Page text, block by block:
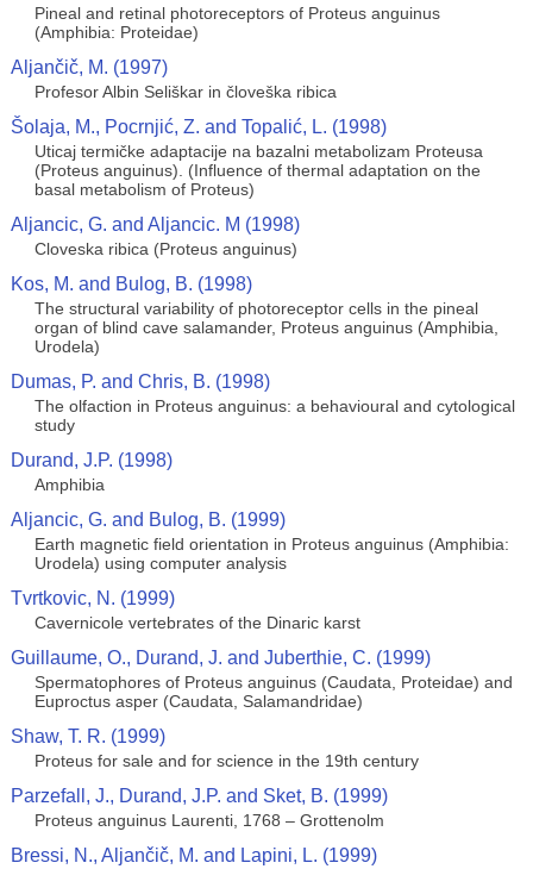
Pineal and retinal photoreceptors of Proteus anguinus
(Amphibia: Proteidae)
Aljančič, M. (1997)
Profesor Albin Seliškar in človeška ribica
Šolaja, M., Pocrnjić, Z. and Topalić, L. (1998)
Uticaj termičke adaptacije na bazalni metabolizam Proteusa
(Proteus anguinus). (Influence of thermal adaptation on the
basal metabolism of Proteus)
Aljancic, G. and Aljancic. M (1998)
Cloveska ribica (Proteus anguinus)
Kos, M. and Bulog, B. (1998)
The structural variability of photoreceptor cells in the pineal
organ of blind cave salamander, Proteus anguinus (Amphibia,
Urodela)
Dumas, P. and Chris, B. (1998)
The olfaction in Proteus anguinus: a behavioural and cytological
study
Durand, J.P. (1998)
Amphibia
Aljancic, G. and Bulog, B. (1999)
Earth magnetic field orientation in Proteus anguinus (Amphibia:
Urodela) using computer analysis
Tvrtkovic, N. (1999)
Cavernicole vertebrates of the Dinaric karst
Guillaume, O., Durand, J. and Juberthie, C. (1999)
Spermatophores of Proteus anguinus (Caudata, Proteidae) and
Euproctus asper (Caudata, Salamandridae)
Shaw, T. R. (1999)
Proteus for sale and for science in the 19th century
Parzefall, J., Durand, J.P. and Sket, B. (1999)
Proteus anguinus Laurenti, 1768 – Grottenolm
Bressi, N., Aljančič, M. and Lapini, L. (1999)